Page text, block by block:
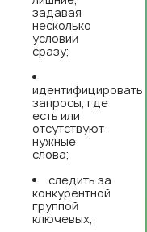
задавая
несколько
условий
сразу;
идентифицировать
запросы, где
есть или
отсутствуют
нужные
слова;
следить за
конкурентной
группой
ключевых;